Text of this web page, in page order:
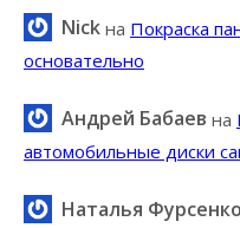
Nick на Покраска
основательно
Андрей Бабаев на
автомобильные диски
Наталья Фурсенко